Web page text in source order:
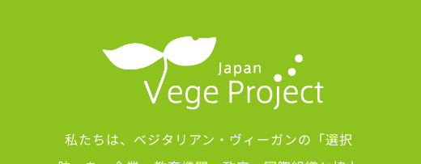
私たちは、ベジタリアン・ヴィーガンの「選択